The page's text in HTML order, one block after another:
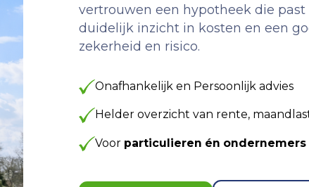
vertrouwen een hypotheek die
duidelijk inzicht in kosten en een
zekerheid en risico.
Onafhankelijk en Persoonlijk advies
Helder overzicht van rente,
Voor particulieren én ondernemers